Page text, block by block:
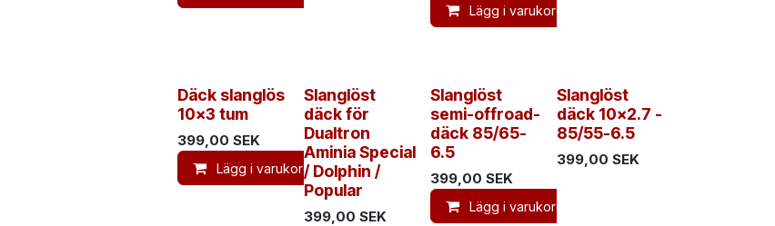
Lägg i varukorg
Däck slanglös
10x3 tum
399,00 SEK
Lägg i varukorg
Slanglöst
däck för
Dualtron
Aminia Special
/ Dolphin /
Popular
399,00 SEK
Slanglöst
semi-offroad-
däck 85/65-
6.5
399,00 SEK
Lägg i varukorg
Slanglöst
däck 10x2.7 -
85/55-6.5
399,00 SEK